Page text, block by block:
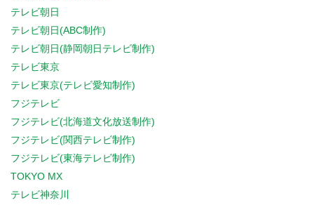
テレビ朝日
テレビ朝日(ABC制作)
テレビ朝日(静岡朝日テレビ制作)
テレビ東京
テレビ東京(テレビ愛知制作)
フジテレビ
フジテレビ(北海道文化放送制作)
フジテレビ(関西テレビ制作)
フジテレビ(東海テレビ制作)
TOKYO MX
テレビ神奈川